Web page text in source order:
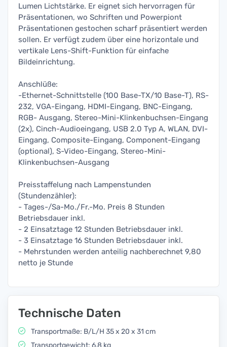
Lumen Lichtstärke. Er eignet sich hervorragen für
Präsentationen, wo Schriften und Powerpiont
Präsentationen gestochen scharf präsentiert werden
sollen. Er verfügt zudem über eine horizontale und
vertikale Lens-Shift-Funktion für einfache
Bildeinrichtung.
Anschlüße:
-Ethernet-Schnittstelle (100 Base-TX/10 Base-T), RS-
232, VGA-Eingang, HDMI-Eingang, BNC-Eingang,
RGB- Ausgang, Stereo-Mini-Klinkenbuchsen-Eingang
(2x), Cinch-Audioeingang, USB 2.0 Typ A, WLAN, DVI-
Eingang, Composite-Eingang, Component-Eingang
(optional), S-Video-Eingang, Stereo-Mini-
Klinkenbuchsen-Ausgang
Preisstaffelung nach Lampenstunden
(Stundenzähler):
- Tages-/Sa-Mo./Fr.-Mo. Preis 8 Stunden
Betriebsdauer inkl.
- 2 Einsatztage 12 Stunden Betriebsdauer inkl.
- 3 Einsatztage 16 Stunden Betriebsdauer inkl.
- Mehrstunden werden anteilig nachberechnet 9,80
netto je Stunde
Technische Daten
Transportmaße: B/L/H 35 x 20 x 31 cm